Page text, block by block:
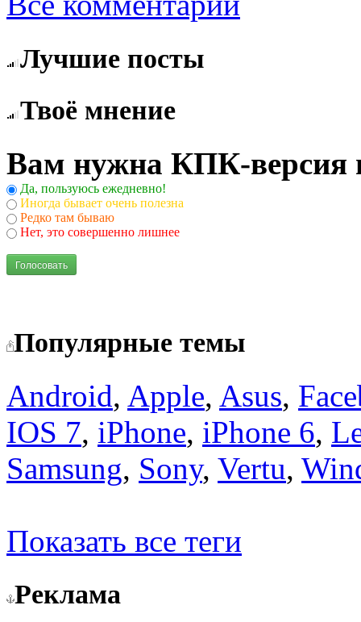
Лучшие посты
Твоё мнение
Вам нужна КПК-версия
Да, пользуюсь ежедневно!
Иногда бывает очень полезна
Редко там бываю
Нет, это совершенно лишнее
Голосовать
Популярные темы
Android, Apple, Asus,
IOS 7, iPhone, iPhone 6,
Samsung, Sony, Vertu,
Показать все теги
Реклама